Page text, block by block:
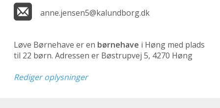
anne.jensen5@kalundborg.dk
Løve Børnehave er en børnehave i Høng med plads
til 22 børn. Adressen er Bøstrupvej 5, 4270 Høng
Rediger oplysninger